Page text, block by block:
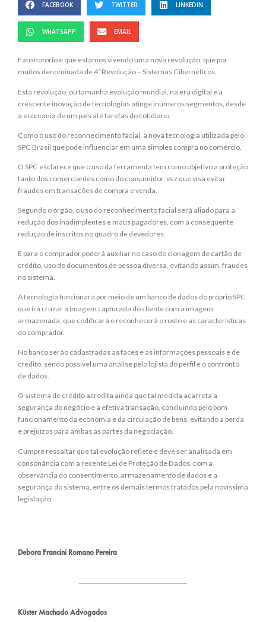
FACEBOOK TWITTER LINKEDIN
WHATSAPP EMAIL
Fato notório é que estamos vivendo uma nova revolução, que por
muitos denominada de 4ª Revolução – Sistemas Cibernéticos.
Esta revolução, ou tamanha evolução mundial, na era digital e a
crescente inovação de tecnologias atinge inúmeros segmentos, desde
a economia de um país até tarefas do cotidiano.
Como o uso do reconhecimento facial, a nova tecnologia utilizada pelo
SPC Brasil que pode influenciar em uma simples compra no comércio.
O SPC esclarece que o uso da ferramenta tem como objetivo a proteção
tanto dos comerciantes como do consumidor, vez que visa evitar
fraudes em transações de compra e venda.
Segundo o órgão, o uso do reconhecimento facial será aliado para a
redução dos inadimplentes e maus pagadores, com a consequente
redução de inscritos no quadro de devedores.
E para o comprador poderá auxiliar no caso de clonagem de cartão de
crédito, uso de documentos de pessoa diversa, evitando assim, fraudes
no sistema.
A tecnologia funcionará por meio de um banco de dados do próprio SPC
que irá cruzar a imagem capturada do cliente com a imagem
armazenada, que codificará e reconhecerá o rosto e as características
do comprador.
No banco serão cadastradas as faces e as informações pessoais e de
crédito, sendo possível uma análise pelo lojista do perfil e o confronto
de dados.
O sistema de crédito acredita ainda que tal medida acarreta a
segurança do negócio e a efetiva transação, concluindo pelo bom
funcionamento da economia e da circulação de bens, evitando a perda
e prejuízos para ambas as partes da negociação.
Cumpre ressaltar que tal evolução reflete e deve ser analisada em
consonância com a recente Lei de Proteção de Dados, com a
observância do consentimento, armazenamento de dados e a
segurança do sistema, entre os demais termos tratados pela novíssima
legislação.
Debora Francini Romano Pereira
Küster Machado Advogados